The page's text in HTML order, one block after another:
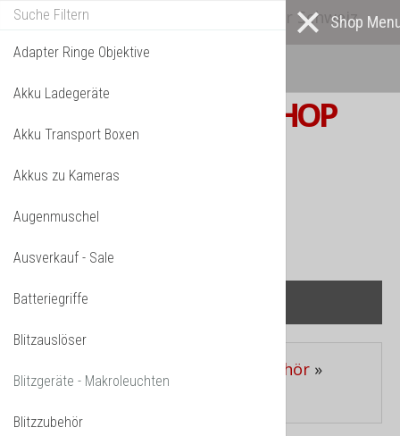
Alle* Artikel ab eigenem Lager in der Schweiz
lieferbar! *
Mehr darüber...
S W I S S PHOTOSHOP
IHR WARENKORB IST NOCH LEER.
Zubehör »
Blitzgeräte Flash Light
Adapter Ringe Objektive
Akku Ladegeräte
Akku Transport Boxen
Akkus zu Kameras
Augenmuschel
Ausverkauf - Sale
Batteriegriffe
Blitzauslöser
Blitzgeräte - Makroleuchten
Blitzzubehör